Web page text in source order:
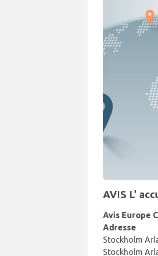
AVIS L'
Avis Europe
Adresse
Stockholm
Stockholm